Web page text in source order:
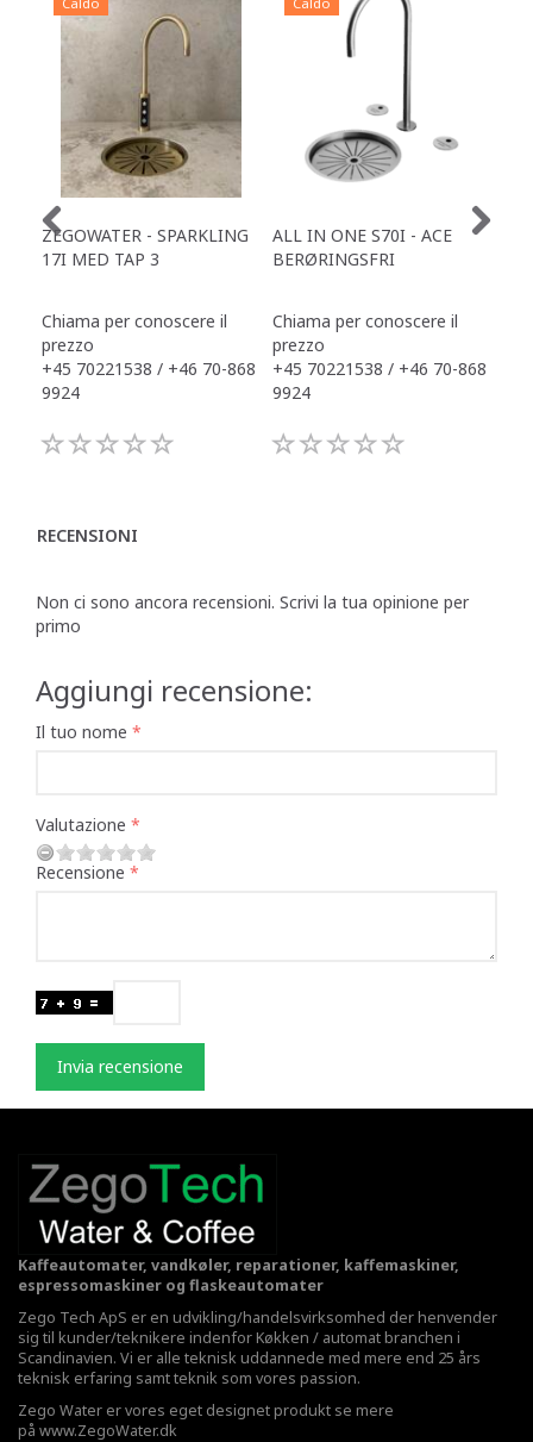
ZEGOWATER - SPARKLING
17I MED TAP 3
Chiama per conoscere il
prezzo
+45 70221538 / +46 70-868
9924
ALL IN ONE S70I - ACE
BERØRINGSFRI
Chiama per conoscere il
prezzo
+45 70221538 / +46 70-868
9924
RECENSIONI
Non ci sono ancora recensioni. Scrivi la tua opinione per
primo
Aggiungi recensione:
Il tuo nome
Valutazione
Recensione
Invia recensione
Kaffeautomater, vandkøler, reparationer, kaffemaskiner,
espressomaskiner og flaskeautomater
Zego Tech ApS er en udvikling/handelsvirksomhed der henvender
sig til kunder/teknikere indenfor Køkken / automat branchen i
Scandinavien. Vi er alle teknisk uddannede med mere end 25 års
teknisk erfaring samt teknik som vores passion.
Zego Water er vores eget designet produkt se mere
på www.ZegoWater.dk